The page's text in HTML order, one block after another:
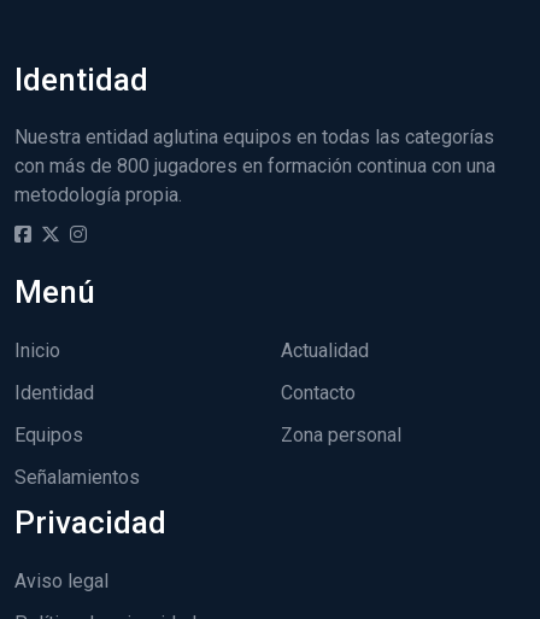
Identidad
Nuestra entidad aglutina equipos en todas las categorías
con más de 800 jugadores en formación continua con una
metodología propia.
Menú
Inicio
Identidad
Equipos
Señalamientos
Actualidad
Contacto
Zona personal
Privacidad
Aviso legal